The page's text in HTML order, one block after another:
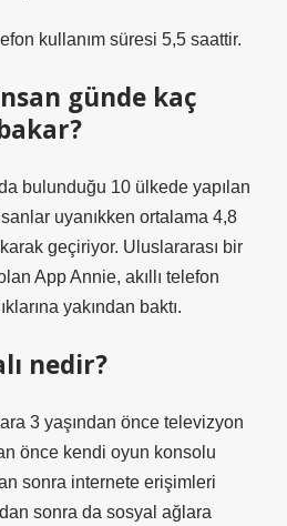
kullanım süresi 5,5 saattir.
günde kaç
bulunduğu 10 ülkede yapılan
uyanıkken ortalama 4,8
geçiriyor. Uluslararası bir
App Annie, akıllı telefon
yakından baktı.
nedir?
3 yaşından önce televizyon
önce kendi oyun konsolu
sonra internete erişimleri
sonra da sosyal ağlara